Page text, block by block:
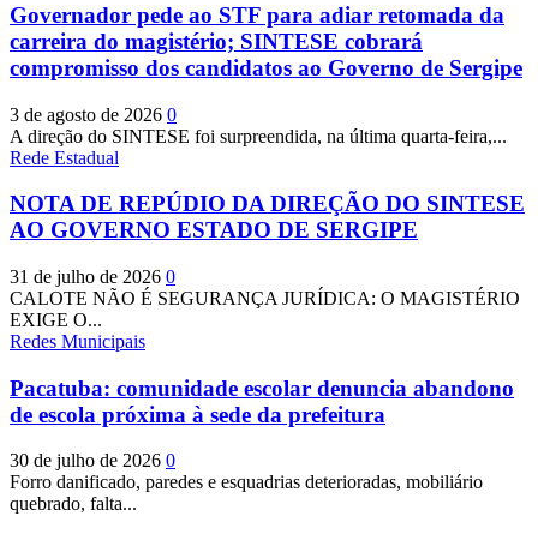
Governador pede ao STF para adiar retomada da
carreira do magistério; SINTESE cobrará
compromisso dos candidatos ao Governo de Sergipe
3 de agosto de 2026 0
A direção do SINTESE foi surpreendida, na última quarta-feira,...
Rede Estadual
NOTA DE REPÚDIO DA DIREÇÃO DO SINTESE
AO GOVERNO ESTADO DE SERGIPE
31 de julho de 2026 0
CALOTE NÃO É SEGURANÇA JURÍDICA: O MAGISTÉRIO
EXIGE O...
Redes Municipais
Pacatuba: comunidade escolar denuncia abandono
de escola próxima à sede da prefeitura
30 de julho de 2026 0
Forro danificado, paredes e esquadrias deterioradas, mobiliário
quebrado, falta...